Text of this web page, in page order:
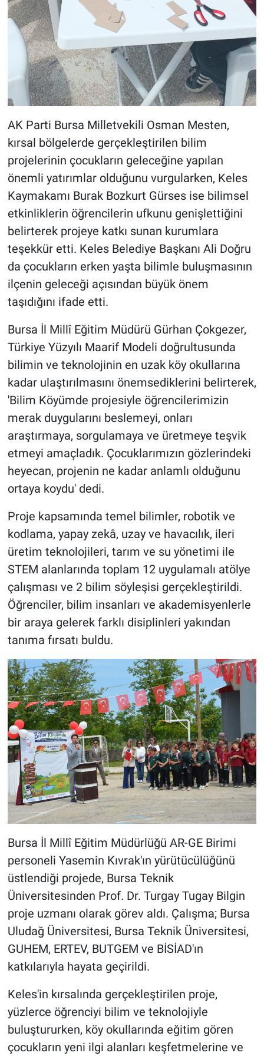
AK Parti Bursa Milletvekili Osman Mesten,
kırsal bölgelerde gerçekleştirilen bilim
projelerinin çocukların geleceğine yapılan
önemli yatırımlar olduğunu vurgularken, Keles
Kaymakamı Burak Bozkurt Gürses ise bilimsel
etkinliklerin öğrencilerin ufkunu genişlettiğini
belirterek projeye katkı sunan kurumlara
teşekkür etti. Keles Belediye Başkanı Ali Doğru
da çocukların erken yaşta bilimle buluşmasının
ilçenin geleceği açısından büyük önem
taşıdığını ifade etti.
Bursa İl Millî Eğitim Müdürü Gürhan Çokgezer,
Türkiye Yüzyılı Maarif Modeli doğrultusunda
bilimin ve teknolojinin en uzak köy okullarına
kadar ulaştırılmasını önemsediklerini belirterek,
'Bilim Köyümde projesiyle öğrencilerimizin
merak duygularını beslemeyi, onları
araştırmaya, sorgulamaya ve üretmeye teşvik
etmeyi amaçladık. Çocuklarımızın gözlerindeki
heyecan, projenin ne kadar anlamlı olduğunu
ortaya koydu' dedi.
Proje kapsamında temel bilimler, robotik ve
kodlama, yapay zekâ, uzay ve havacılık, ileri
üretim teknolojileri, tarım ve su yönetimi ile
STEM alanlarında toplam 12 uygulamalı atölye
çalışması ve 2 bilim söyleşisi gerçekleştirildi.
Öğrenciler, bilim insanları ve akademisyenlerle
bir araya gelerek farklı disiplinleri yakından
tanıma fırsatı buldu.
Bursa İl Millî Eğitim Müdürlüğü AR-GE Birimi
personeli Yasemin Kıvrak'ın yürütücülüğünü
üstlendiği projede, Bursa Teknik
Üniversitesinden Prof. Dr. Turgay Tugay Bilgin
proje uzmanı olarak görev aldı. Çalışma; Bursa
Uludağ Üniversitesi, Bursa Teknik Üniversitesi,
GUHEM, ERTEV, BUTGEM ve BİSİAD'ın
katkılarıyla hayata geçirildi.
Keles'in kırsalında gerçekleştirilen proje,
yüzlerce öğrenciyi bilim ve teknolojiyle
buluştururken, köy okullarında eğitim gören
çocukların yeni ilgi alanları keşfetmelerine ve